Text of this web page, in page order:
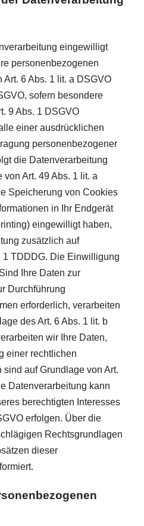
eingewilligt
personenbezogenen
Art. 6 Abs. 1 lit. a DSGVO
sofern besondere
9 Abs. 1 DSGVO
einer ausdrücklichen
personenbezogener
die Datenverarbeitung
Art. 49 Abs. 1 lit. a
Speicherung von Cookies
in Ihr Endgerät
eingewilligt haben,
zusätzlich auf
1 TDDDG. Die Einwilligung
Ihre Daten zur
Durchführung
erforderlich, verarbeiten
des Art. 6 Abs. 1 lit. b
wir Ihre Daten,
einer rechtlichen
auf Grundlage von Art.
Datenverarbeitung kann
berechtigten Interesses
erfolgen. Über die
Rechtsgrundlagen
dieser